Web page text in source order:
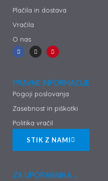
Plačila in dostava
Vračila
O nas
F
a
c
o
k
-
f
I
n
s
r
a
m
P
i
n
e
s
t
PRAVNE INFORMACIJE
Pogoji poslovanja
Zasebnost in piškotki
Politika vračil
STIK Z NAMI
ZA UPORABNIKA ...